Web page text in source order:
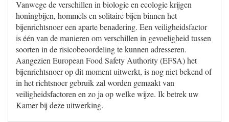
Vanwege de verschillen in biologie en ecologie krijgen
honingbijen, hommels en solitaire bijen binnen het
bijenrichtsnoer een aparte benadering. Een veiligheidsfactor
is één van de manieren om verschillen in gevoeligheid tussen
soorten in de risicobeoordeling te kunnen adresseren.
Aangezien European Food Safety Authority (EFSA) het
bijenrichtsnoer op dit moment uitwerkt, is nog niet bekend of
in het richtsnoer gebruik zal worden gemaakt van
veiligheidsfactoren en zo ja op welke wijze. Ik betrek uw
Kamer bij deze uitwerking.